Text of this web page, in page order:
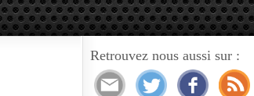
Retrouvez nous aussi sur :